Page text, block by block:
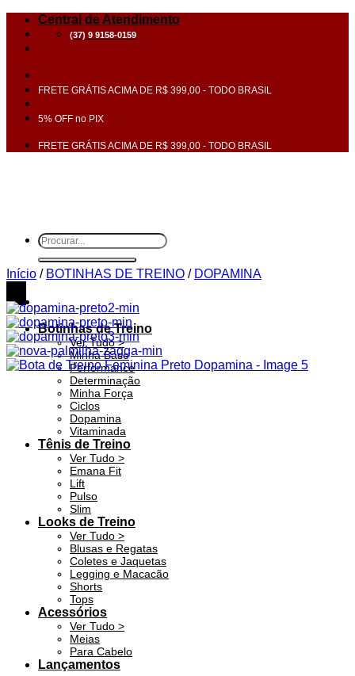
Skip
content
Central de Atendimento
(37) 9 9158-0159
FRETE GRÁTIS ACIMA DE R$ 399,00 - TODO BRASIL
5% OFF no PIX
FRETE GRÁTIS ACIMA DE R$ 399,00 - TODO BRASIL
Botinhas de Treino
Ver Tudo >
Minha Base
Performance
Determinação
Minha Força
Ciclos
Dopamina
Vitaminada
Tênis de Treino
Ver Tudo >
Emana Fit
Lift
Pulso
Slim
Looks de Treino
Ver Tudo >
Blusas e Regatas
Coletes e Jaquetas
Legging e Macacão
Shorts
Tops
Acessórios
Ver Tudo >
Meias
Para Cabelo
Lançamentos
Pesquisar
por:
Início / BOTINHAS DE TREINO / DOPAMINA